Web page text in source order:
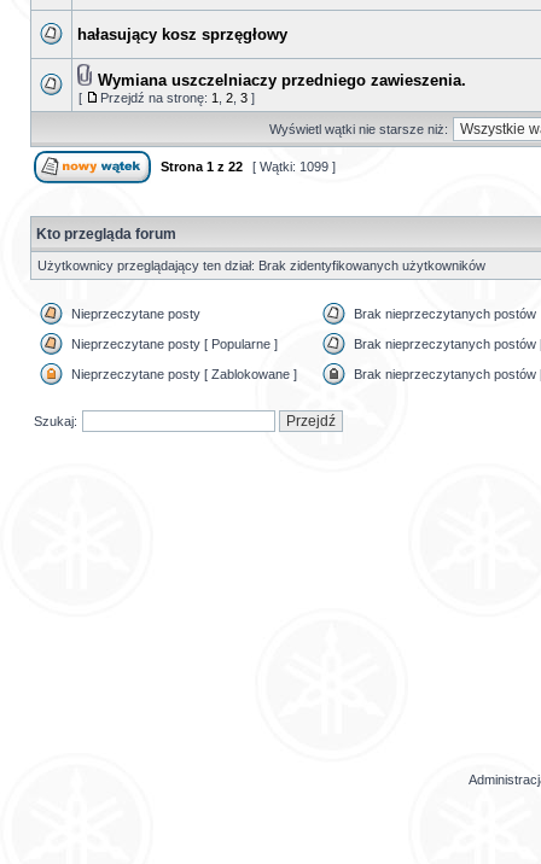
hałasujący kosz sprzęgłowy
Wymiana uszczelniaczy przedniego zawieszenia.
[ Przejdź na stronę: 1 2 3 ]
Wyświetl wątki nie starsze niż:
Strona 1 z 22 [ Wątki: 1099 ]
Kto przegląda forum
Użytkownicy przeglądający ten dział: Brak zidentyfikowanych użytkowników
Nieprzeczytane posty Brak nieprzeczytanych postów
Nieprzeczytane posty [ Popularne ] Brak nieprzeczytanych postów
Nieprzeczytane posty [ Zablokowane ] Brak nieprzeczytanych postów
Szukaj: